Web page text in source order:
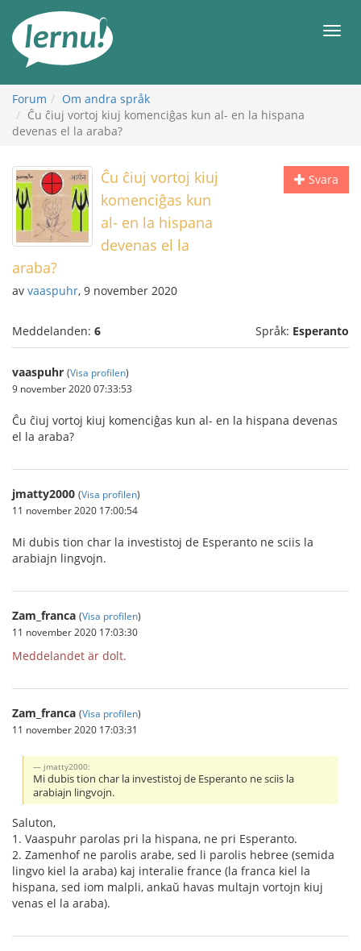
sidans
innehåll
Meny
Forum
Om andra språk
Ĉu ĉiuj vortoj kiuj komenciĝas kun al- en la hispana
devenas el la araba?
Svara
Ĉu ĉiuj vortoj kiuj
komenciĝas kun
al- en la hispana
devenas el la
araba?
av vaaspuhr, 9 november 2020
Meddelanden: 6 Språk: Esperanto
vaaspuhr (Visa profilen)
9 november 2020 07:33:53
Ĉu ĉiuj vortoj kiuj komenciĝas kun al- en la hispana devenas
el la araba?
jmatty2000 (Visa profilen)
11 november 2020 17:00:54
Mi dubis tion char la investistoj de Esperanto ne sciis la
arabiajn lingvojn.
Zam_franca (Visa profilen)
11 november 2020 17:03:30
Meddelandet är dolt.
Zam_franca (Visa profilen)
11 november 2020 17:03:31
jmatty2000:
Mi dubis tion char la investistoj de Esperanto ne sciis la
arabiajn lingvojn.
Saluton,
1. Vaaspuhr parolas pri la hispana, ne pri Esperanto.
2. Zamenhof ne parolis arabe, sed li parolis hebree (semida
lingvo kiel la araba) kaj interalie france (la franca kiel la
hispana, sed iom malpli, ankaŭ havas multajn vortojn kiuj
venas el la araba).